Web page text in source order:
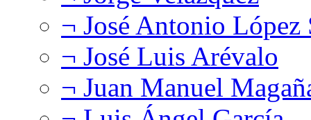
¬ José Antonio López
¬ José Luis Arévalo
¬ Juan Manuel